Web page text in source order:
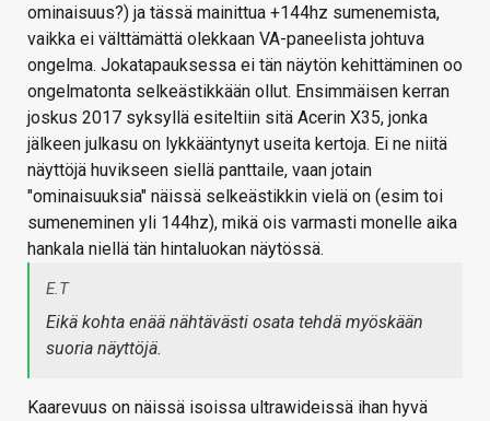
ominaisuus?) ja tässä mainittua +144hz sumenemista,
vaikka ei välttämättä olekkaan VA-paneelista johtuva
ongelma. Jokatapauksessa ei tän näytön kehittäminen oo
ongelmatonta selkeästikkään ollut. Ensimmäisen kerran
joskus 2017 syksyllä esiteltiin sitä Acerin X35, jonka
jälkeen julkasu on lykkääntynyt useita kertoja. Ei ne niitä
näyttöjä huvikseen siellä panttaile, vaan jotain
"ominaisuuksia" näissä selkeästikkin vielä on (esim toi
sumeneminen yli 144hz), mikä ois varmasti monelle aika
hankala niellä tän hintaluokan näytössä.
E.T
Eikä kohta enää nähtävästi osata tehdä myöskään
suoria näyttöjä.
Kaarevuus on näissä isoissa ultrawideissä ihan hyvä